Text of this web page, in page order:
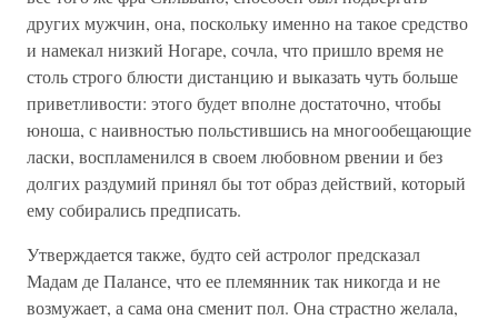
других мужчин, она, поскольку именно на такое средство
и намекал низкий Ногаре, сочла, что пришло время не
столь строго блюсти дистанцию и выказать чуть больше
приветливости: этого будет вполне достаточно, чтобы
юноша, с наивностью польстившись на многообещающие
ласки, воспламенился в своем любовном рвении и без
долгих раздумий принял бы тот образ действий, который
ему собирались предписать.
Утверждается также, будто сей астролог предсказал
Мадам де Палансе, что ее племянник так никогда и не
возмужает, а сама она сменит пол. Она страстно желала,